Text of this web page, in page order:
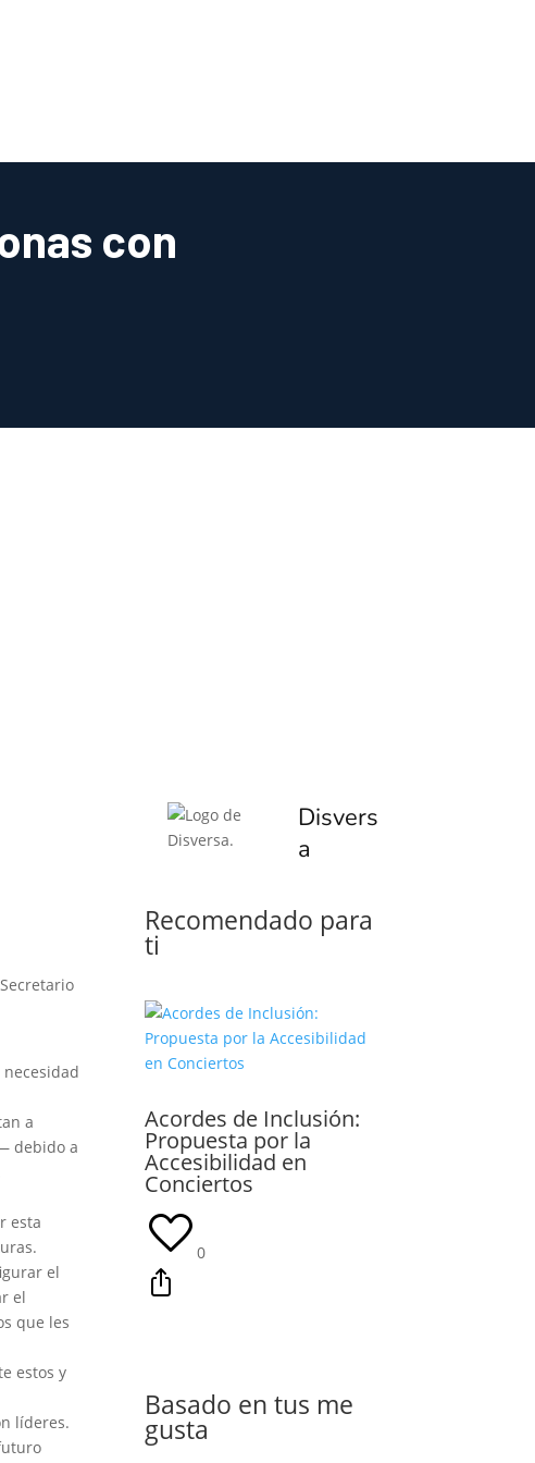
con
a
debido a
esta
el
el
que les
estos y
líderes.
Disvers
a
Recomendado para
ti
Acordes de Inclusión:
Propuesta por la
Accesibilidad en
Conciertos
0
Basado en tus me
gusta